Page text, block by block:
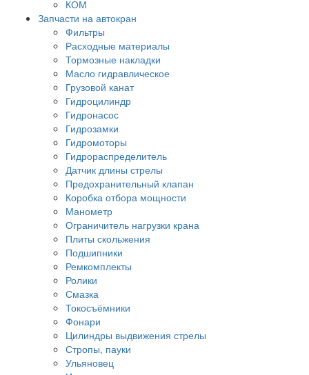
КОМ
Запчасти на автокран
Фильтры
Расходные материалы
Тормозные накладки
Масло гидравлическое
Грузовой канат
Гидроцилиндр
Гидронасос
Гидрозамки
Гидромоторы
Гидрораспределитель
Датчик длины стрелы
Предохранительный клапан
Коробка отбора мощности
Манометр
Ограничитель нагрузки крана
Плиты скольжения
Подшипники
Ремкомплекты
Ролики
Смазка
Токосъёмники
Фонари
Цилиндры выдвижения стрелы
Стропы, пауки
Ульяновец